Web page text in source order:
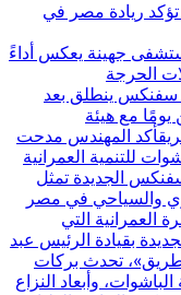
تؤكد ريادة مصر في
جهينة يعكس أداءً
الحرجة
ينطلق بعد
مع هيئة
المهندس مدحت
للتنمية العمرانية
الجديدة تمثل
والسياحي في مصر
العمرانية التي
بقيادة الرئيس عبد
تحدث بركات
وأبعاد النزاع